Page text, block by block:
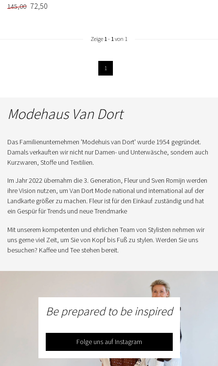
145,00 72,50
Zeige 1 - 1 von 1
1
Modehaus Van Dort
Das Familienunternehmen 'Modehuis van Dort' wurde 1954 gegründet.
Damals verkauften wir nicht nur Damen- und Unterwäsche, sondern auch
Kurzwaren, Stoffe und Textilien.
Im Jahr 2022 übernahm die 3. Generation, Fleur und Sven Romijn werden
ihre Vision nutzen, um Van Dort Mode national und international auf der
Landkarte größer zu machen. Fleur ist für den Einkauf zuständig und hat
ein Gespür für Trends und neue Trendmarke
Mit unserem kompetenten und ehrlichen Team von Stylisten nehmen wir
uns gerne viel Zeit, um Sie von Kopf bis Fuß zu stylen. Werden Sie uns
besuchen? Kaffee und Tee stehen bereit.
Be prepared to be inspired
Folge uns auf Instagram